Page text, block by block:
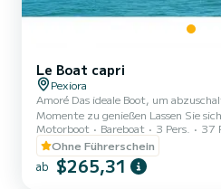
Le Boat capri
Pexiora
Amoré Das ideale Boot, um abzuschalten und einzigartige
Momente zu genießen Lassen Sie sich von "Amoré", einem 9 Meter
langen Sportboot, mit seinem
warmen Ambiente verführen, um
Sanftheit und der Freiheit zu
Steuerstand, den komfortablen
Motorboot Bareboat 3 Pers. 37
Ohne Führerschein
ab $265,31